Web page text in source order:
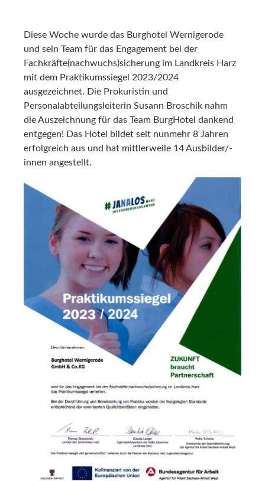
Diese Woche wurde das Burghotel Wernigerode
und sein Team für das Engagement bei der
Fachkräfte(nachwuchs)sicherung im Landkreis Harz
mit dem Praktikumssiegel 2023/2024
ausgezeichnet. Die Prokuristin und
Personalabteilungsleiterin Susann Broschik nahm
die Auszeichnung für das Team BurgHotel dankend
entgegen! Das Hotel bildet seit nunmehr 8 Jahren
erfolgreich aus und hat mittlerweile 14 Ausbilder/-
innen angestellt.